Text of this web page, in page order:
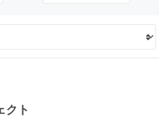
クト注目のリターン注目の新着プロジ
クト